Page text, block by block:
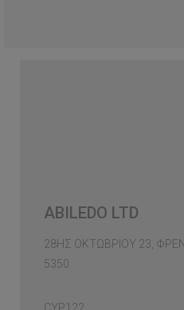
ABILEDO LTD
28ΗΣ ΟΚΤΩΒΡΙΟΥ 23,
5350